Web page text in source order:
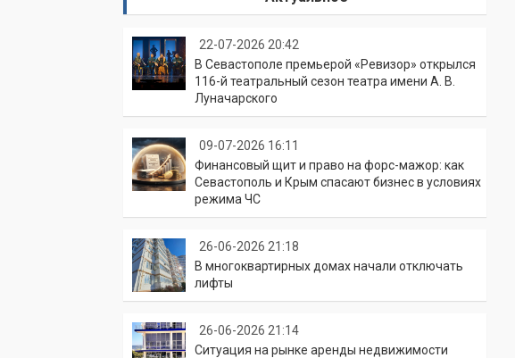
22-07-2026 20:42
В Севастополе премьерой «Ревизор» открылся
116-й театральный сезон театра имени А. В.
Луначарского
09-07-2026 16:11
Финансовый щит и право на форс-мажор: как
Севастополь и Крым спасают бизнес в условиях
режима ЧС
26-06-2026 21:18
В многоквартирных домах начали отключать
лифты
26-06-2026 21:14
Ситуация на рынке аренды недвижимости